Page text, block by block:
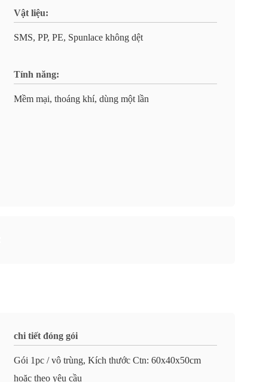
Vật liệu:
SMS, PP, PE, Spunlace không dệt
Tính năng:
Mềm mại, thoáng khí, dùng một lần
chi tiết đóng gói
Gói 1pc / vô trùng, Kích thước Ctn: 60x40x50cm
hoặc theo yêu cầu